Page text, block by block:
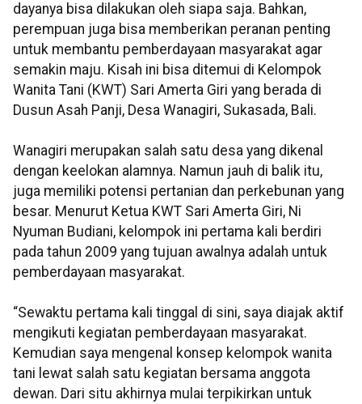
dayanya bisa dilakukan oleh siapa saja. Bahkan,
perempuan juga bisa memberikan peranan penting
untuk membantu pemberdayaan masyarakat agar
semakin maju. Kisah ini bisa ditemui di Kelompok
Wanita Tani (KWT) Sari Amerta Giri yang berada di
Dusun Asah Panji, Desa Wanagiri, Sukasada, Bali.
Wanagiri merupakan salah satu desa yang dikenal
dengan keelokan alamnya. Namun jauh di balik itu,
juga memiliki potensi pertanian dan perkebunan yang
besar. Menurut Ketua KWT Sari Amerta Giri, Ni
Nyuman Budiani, kelompok ini pertama kali berdiri
pada tahun 2009 yang tujuan awalnya adalah untuk
pemberdayaan masyarakat.
“Sewaktu pertama kali tinggal di sini, saya diajak aktif
mengikuti kegiatan pemberdayaan masyarakat.
Kemudian saya mengenal konsep kelompok wanita
tani lewat salah satu kegiatan bersama anggota
dewan. Dari situ akhirnya mulai terpikirkan untuk